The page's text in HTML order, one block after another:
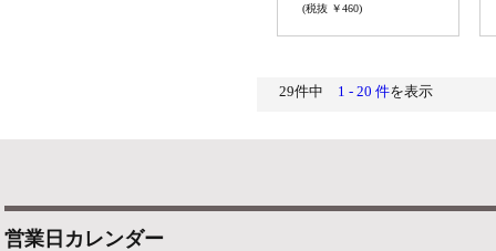
(税抜 ￥460)
29件中 1 - 20 件を表示
営業日カレンダー